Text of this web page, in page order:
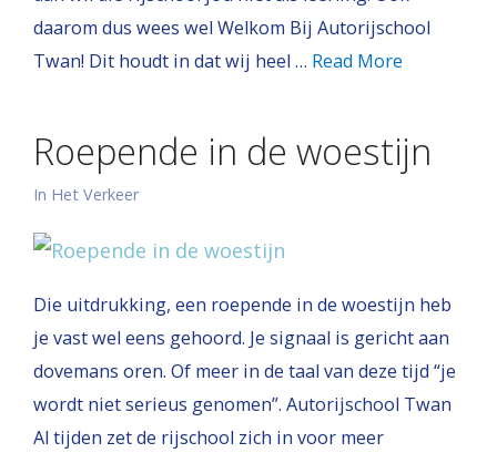
daarom dus wees wel Welkom Bij Autorijschool
Twan! Dit houdt in dat wij heel … Read More
Roepende in de woestijn
In Het Verkeer
Die uitdrukking, een roepende in de woestijn heb
je vast wel eens gehoord. Je signaal is gericht aan
dovemans oren. Of meer in de taal van deze tijd “je
wordt niet serieus genomen”. Autorijschool Twan
Al tijden zet de rijschool zich in voor meer